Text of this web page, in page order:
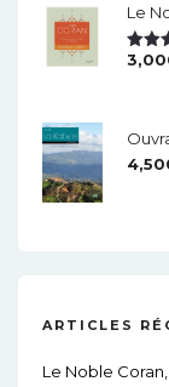
Le
Note
ARTICLES
Le Noble